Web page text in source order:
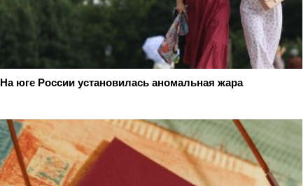
На юге России установилась аномальная жара